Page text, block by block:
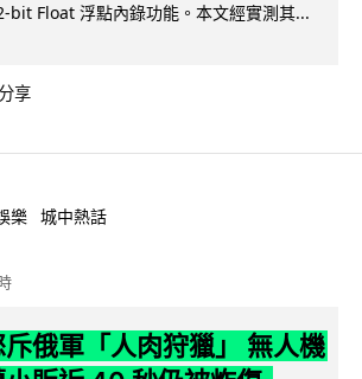
bit Float 浮點內錄功能。本文經實測其...
享
樂 城中熱話
俄軍「人肉狩獵」 無人機